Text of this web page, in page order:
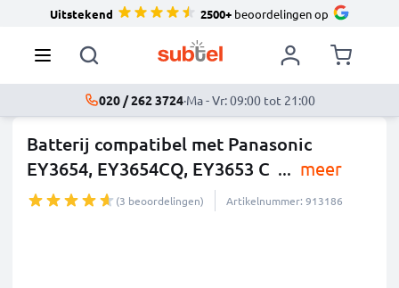
Uitstekend 2500+beoordelingen op
020 / 262 3724·Ma - Vr: 09:00 tot 21:00
Batterij compatibel met Panasonic
EY3654, EY3654CQ, EY3653 C ... meer
(3 beoordelingen) Artikelnummer: 913186